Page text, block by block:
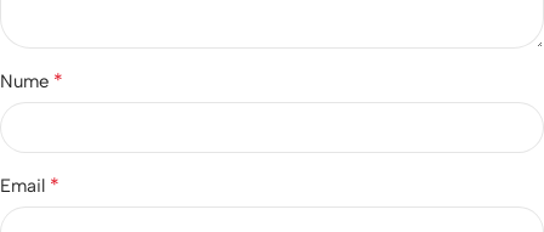
Nume *
Email *